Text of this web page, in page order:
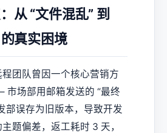
从 “文件混乱” 到
真实困境
团队曾因一个核心营销方
场部用邮箱发送的 “最终
部误存为旧版本，导致开发
题偏差，返工耗时 3 天，